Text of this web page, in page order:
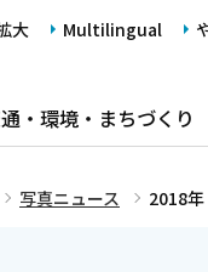
大 Multilingual
・環境・まちづくり
写真ニュース 2018年